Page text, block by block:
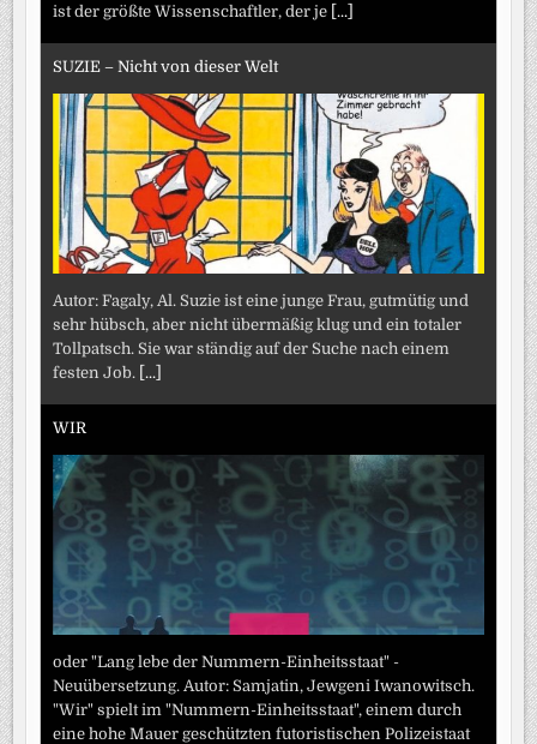
ist der größte Wissenschaftler, der je [...]
SUZIE – Nicht von dieser Welt
Autor: Fagaly, Al. Suzie ist eine junge Frau, gutmütig und
sehr hübsch, aber nicht übermäßig klug und ein totaler
Tollpatsch. Sie war ständig auf der Suche nach einem
festen Job. [...]
WIR
oder "Lang lebe der Nummern-Einheitsstaat" -
Neuübersetzung. Autor: Samjatin, Jewgeni Iwanowitsch.
"Wir" spielt im "Nummern-Einheitsstaat", einem durch
eine hohe Mauer geschützten futoristischen Polizeistaat